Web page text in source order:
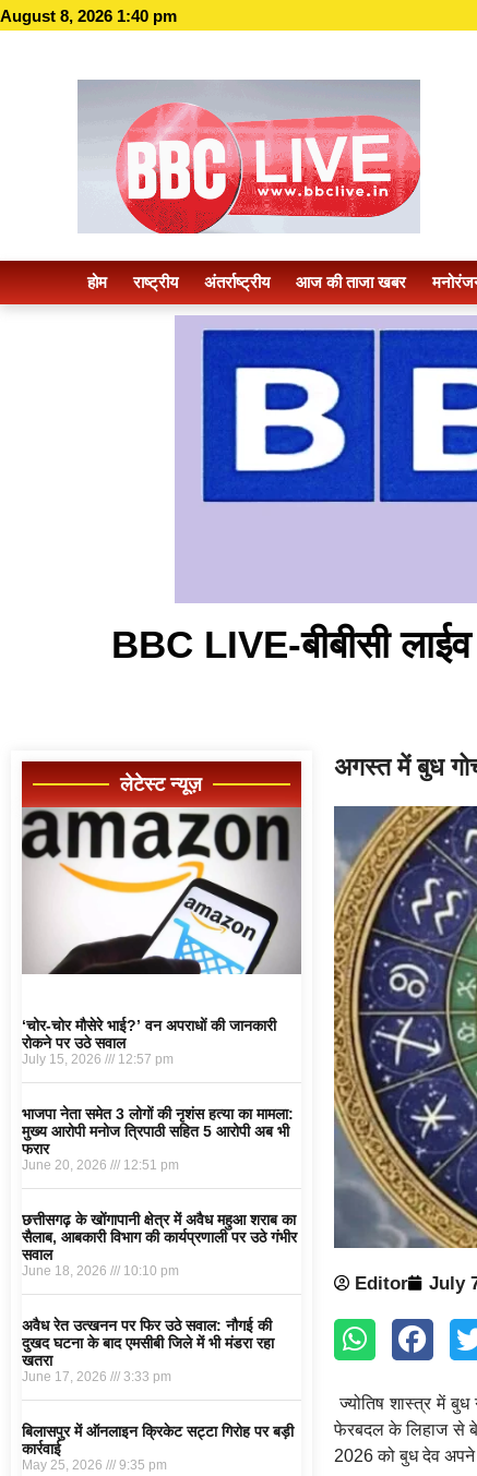
August 8, 2026 1:40 pm
होम राष्ट्रीय अंतर्राष्ट्रीय आज की ताजा खबर
BBC LIVE-बीबीसी लाईव
लेटेस्ट न्यूज़
‘चोर-चोर मौसेरे भाई?’ वन अपराधों की जानकारी
रोकने पर उठे सवाल
July 15, 2026 12:57 pm
भाजपा नेता समेत 3 लोगों की नृशंस हत्या का मामला:
मुख्य आरोपी मनोज त्रिपाठी सहित 5 आरोपी अब भी
फरार
June 20, 2026 12:51 pm
छत्तीसगढ़ के खोंगापानी क्षेत्र में अवैध महुआ शराब का
सैलाब, आबकारी विभाग की कार्यप्रणाली पर उठे गंभीर
सवाल
June 18, 2026 10:10 pm
अवैध रेत उत्खनन पर फिर उठे सवाल: नौगई की
दुखद घटना के बाद एमसीबी जिले में भी मंडरा रहा
खतरा
June 17, 2026 3:33 pm
बिलासपुर में ऑनलाइन क्रिकेट सट्टा गिरोह पर बड़ी
कार्रवाई
May 25, 2026 9:35 pm
अगस्त में बुध
Editor July
ज्योतिष शास्त्र में
फेरबदल के लिहाज से
2026 को बुध देव अपने